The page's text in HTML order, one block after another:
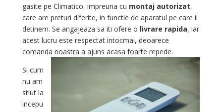
gasite pe Climatico, impreuna cu montaj autorizat,
care are preturi diferite, in functie de aparatul pe care il
detinem. Se angajeaza sa iti ofere o livrare rapida, iar
acest lucru este respectat intocmai, deoarece
comanda noastra a ajuns acasa foarte repede.
Si cum
nu am
stiut la
incepu